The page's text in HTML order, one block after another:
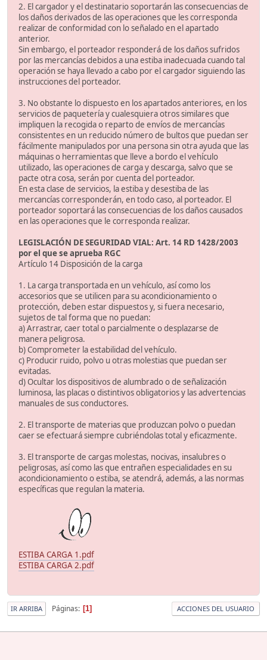
2. El cargador y el destinatario soportarán las consecuencias de
los daños derivados de las operaciones que les corresponda
realizar de conformidad con lo señalado en el apartado
anterior.
Sin embargo, el porteador responderá de los daños sufridos
por las mercancías debidos a una estiba inadecuada cuando tal
operación se haya llevado a cabo por el cargador siguiendo las
instrucciones del porteador.
3. No obstante lo dispuesto en los apartados anteriores, en los
servicios de paquetería y cualesquiera otros similares que
impliquen la recogida o reparto de envíos de mercancías
consistentes en un reducido número de bultos que puedan ser
fácilmente manipulados por una persona sin otra ayuda que las
máquinas o herramientas que lleve a bordo el vehículo
utilizado, las operaciones de carga y descarga, salvo que se
pacte otra cosa, serán por cuenta del porteador.
En esta clase de servicios, la estiba y desestiba de las
mercancías corresponderán, en todo caso, al porteador. El
porteador soportará las consecuencias de los daños causados
en las operaciones que le corresponda realizar.
LEGISLACIÓN DE SEGURIDAD VIAL: Art. 14 RD 1428/2003
por el que se aprueba RGC
Artículo 14 Disposición de la carga
1. La carga transportada en un vehículo, así como los
accesorios que se utilicen para su acondicionamiento o
protección, deben estar dispuestos y, si fuera necesario,
sujetos de tal forma que no puedan:
a) Arrastrar, caer total o parcialmente o desplazarse de
manera peligrosa.
b) Comprometer la estabilidad del vehículo.
c) Producir ruido, polvo u otras molestias que puedan ser
evitadas.
d) Ocultar los dispositivos de alumbrado o de señalización
luminosa, las placas o distintivos obligatorios y las advertencias
manuales de sus conductores.
2. El transporte de materias que produzcan polvo o puedan
caer se efectuará siempre cubriéndolas total y eficazmente.
3. El transporte de cargas molestas, nocivas, insalubres o
peligrosas, así como las que entrañen especialidades en su
acondicionamiento o estiba, se atendrá, además, a las normas
específicas que regulan la materia.
ESTIBA CARGA 1.pdf
ESTIBA CARGA 2.pdf
IR ARRIBA Páginas 1 ACCIONES DEL USUARIO